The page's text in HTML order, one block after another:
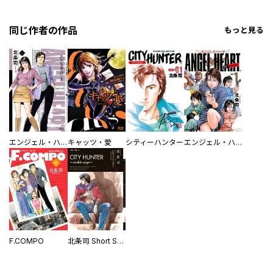
同じ作者の作品 もっと見る
エンジェル・ハート 2ndシーズン キャッツ・愛 シティーハンター エンジェル・ハート 1stシーズン
F.COMPO 北条司 Short Stories